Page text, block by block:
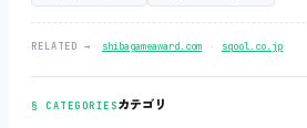
RELATED → shibagameaward.com ‧ sqool.co.jp
§ CATEGORIESカテゴリ